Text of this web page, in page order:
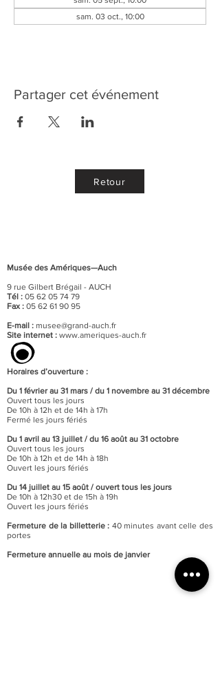
sam. 03 oct., 10:00
Partager cet événement
Retour
Musée des Amériques—Auch
9 rue Gilbert Brégail - AUCH
Tél : 05 62 05 74 79
Fax : 05 62 61 90 95
E-mail : musee@grand-auch.fr
Site internet : www.ameriques-auch.fr
Horaires d’ouverture :
Du 1 février au 31 mars / du 1 novembre au 31 décembre
Ouvert tous les jours
De 10h à 12h et de 14h à 17h
Fermé les jours fériés
Du 1 avril au 13 juillet / du 16 août au 31 octobre
Ouvert tous les jours
De 10h à 12h et de 14h à 18h
Ouvert les jours fériés
Du 14 juillet au 15 août / ouvert tous les jours
De 10h à 12h30 et de 15h à 19h
Ouvert les jours fériés
Fermeture de la billetterie : 40 minutes avant celle des
portes
Fermeture annuelle au mois de janvier